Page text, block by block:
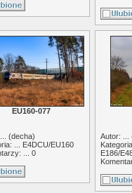
EU160-077
(decha)
... E4DCU/EU160
... 0
Autor: ...
E186/